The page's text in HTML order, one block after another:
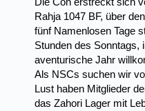
Rahja 1047 BF, über
fünf Namenlosen Tage
Stunden des Sonntags,
aventurische Jahr
Als NSCs suchen wir
Lust haben Mitglieder
das Zahori Lager mit